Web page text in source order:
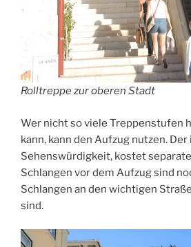
Rolltreppe zur oberen Stadt
Wer nicht so viele Treppenstufen
kann, kann den Aufzug nutzen. Der
Sehenswürdigkeit, kostet
Schlangen vor dem Aufzug sind
Schlangen an den wichtigen
sind.